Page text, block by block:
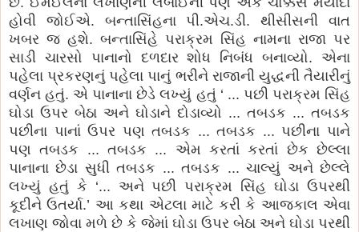
હોવી જોઈએ. બન્તાસિંહના પી.એચ.ડી. થીસીસની વાત
ખબર જ હશે. બન્તાસિંહે પરાક્રમ સિંહ નામના રાજા પર
સાડી ચારસો પાનાનો દળદાર શોધ નિબંધ બનાવ્યો. એના
પહેલા પ્રકરણનું પહેલા પાનું ભરીને રાજાની યુદ્ધની તૈયારીનું
વર્ણન હતું. એ પાનાના છેડે લખ્યું હતું ‘ ... પછી પરાક્રમ સિંહ
ઘોડા ઉપર બેઠા અને ઘોડાને દોડાવ્યો ... તબડક ... તબડક
પછીના પાનાં ઉપર પણ તબડક ... તબડક ... પછીના પાને
પણ તબડક ... તબડક ... એમ કરતાં કરતાં છેક છેલ્લા
પાનાના છેડા સુધી તબડક ... તબડક ... ચાલ્યું અને છેલ્લે
લખ્યું હતું કે ‘... અને પછી પરાક્રમ સિંહ ઘોડા ઉપરથી
કૂદીને ઉતર્યા.’ આ કથા એટલા માટે કરી કે આજકાલ એવા
લખાણ જોવા મળે છે કે જેમાં ઘોડા ઉપર બેઠા અને ઘોડા પરથી